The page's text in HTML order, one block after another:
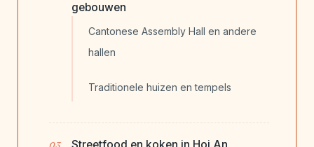
gebouwen
Cantonese Assembly Hall en andere
hallen
Traditionele huizen en tempels